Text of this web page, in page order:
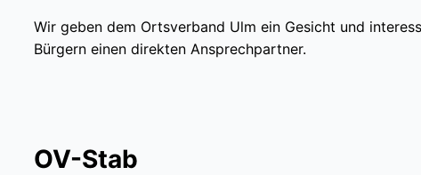
Wir geben dem Ortsverband Ulm ein Gesicht und
Bürgern einen direkten Ansprechpartner.
OV-Stab